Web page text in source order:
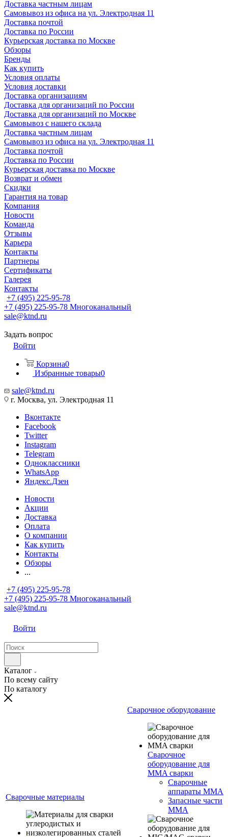
Доставка частным лицам
Самовывоз из офиса на ул. Электродная 11
Доставка почтой
Доставка по России
Курьерская доставка по Москве
Обзоры
Бренды
Как купить
Условия оплаты
Условия доставки
Доставка организациям
Доставка для организаций по России
Доставка для организаций по Москве
Самовывоз с нашего склада
Доставка частным лицам
Самовывоз из офиса на ул. Электродная 11
Доставка почтой
Доставка по России
Курьерская доставка по Москве
Возврат и обмен
Скидки
Гарантия на товар
Компания
Новости
Команда
Отзывы
Карьера
Контакты
Партнеры
Сертификаты
Галерея
Контакты
+7 (495) 225-95-78
+7 (495) 225-95-78 Многоканальный
sale@ktnd.ru
Задать вопрос
Войти
Корзина0
Избранные товары0
sale@ktnd.ru
г. Москва, ул. Электродная 11
Вконтакте
Facebook
Twitter
Instagram
Telegram
Одноклассники
WhatsApp
Яндекс.Дзен
Новости
Акции
Доставка
Оплата
О компании
Как купить
Контакты
Обзоры
...
+7 (495) 225-95-78
+7 (495) 225-95-78 Многоканальный
sale@ktnd.ru
Войти
Каталог
По всему сайту
По каталогу
Сварочные материалы
Сварочное оборудование
Сварочное
оборудование для
MMA сварки
Сварочные
аппараты MMA
Запасные части
MMA